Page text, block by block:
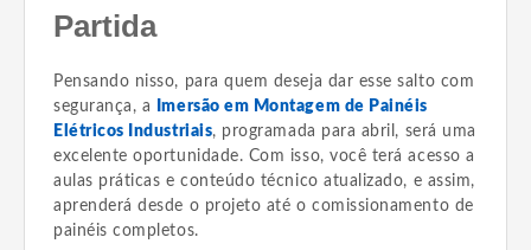
Partida
Pensando nisso, para quem deseja dar esse salto com
segurança, a
Imersão em Montagem de Painéis
Elétricos Industriais, programada para abril, será uma
excelente oportunidade. Com isso, você terá acesso a
aulas práticas e conteúdo técnico atualizado, e assim,
aprenderá desde o projeto até o comissionamento de
painéis completos.